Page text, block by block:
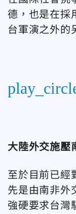
德，也是在採
台軍演之外的
大陸外交施壓
至於目前已經
先是由南非外
強硬要求台灣